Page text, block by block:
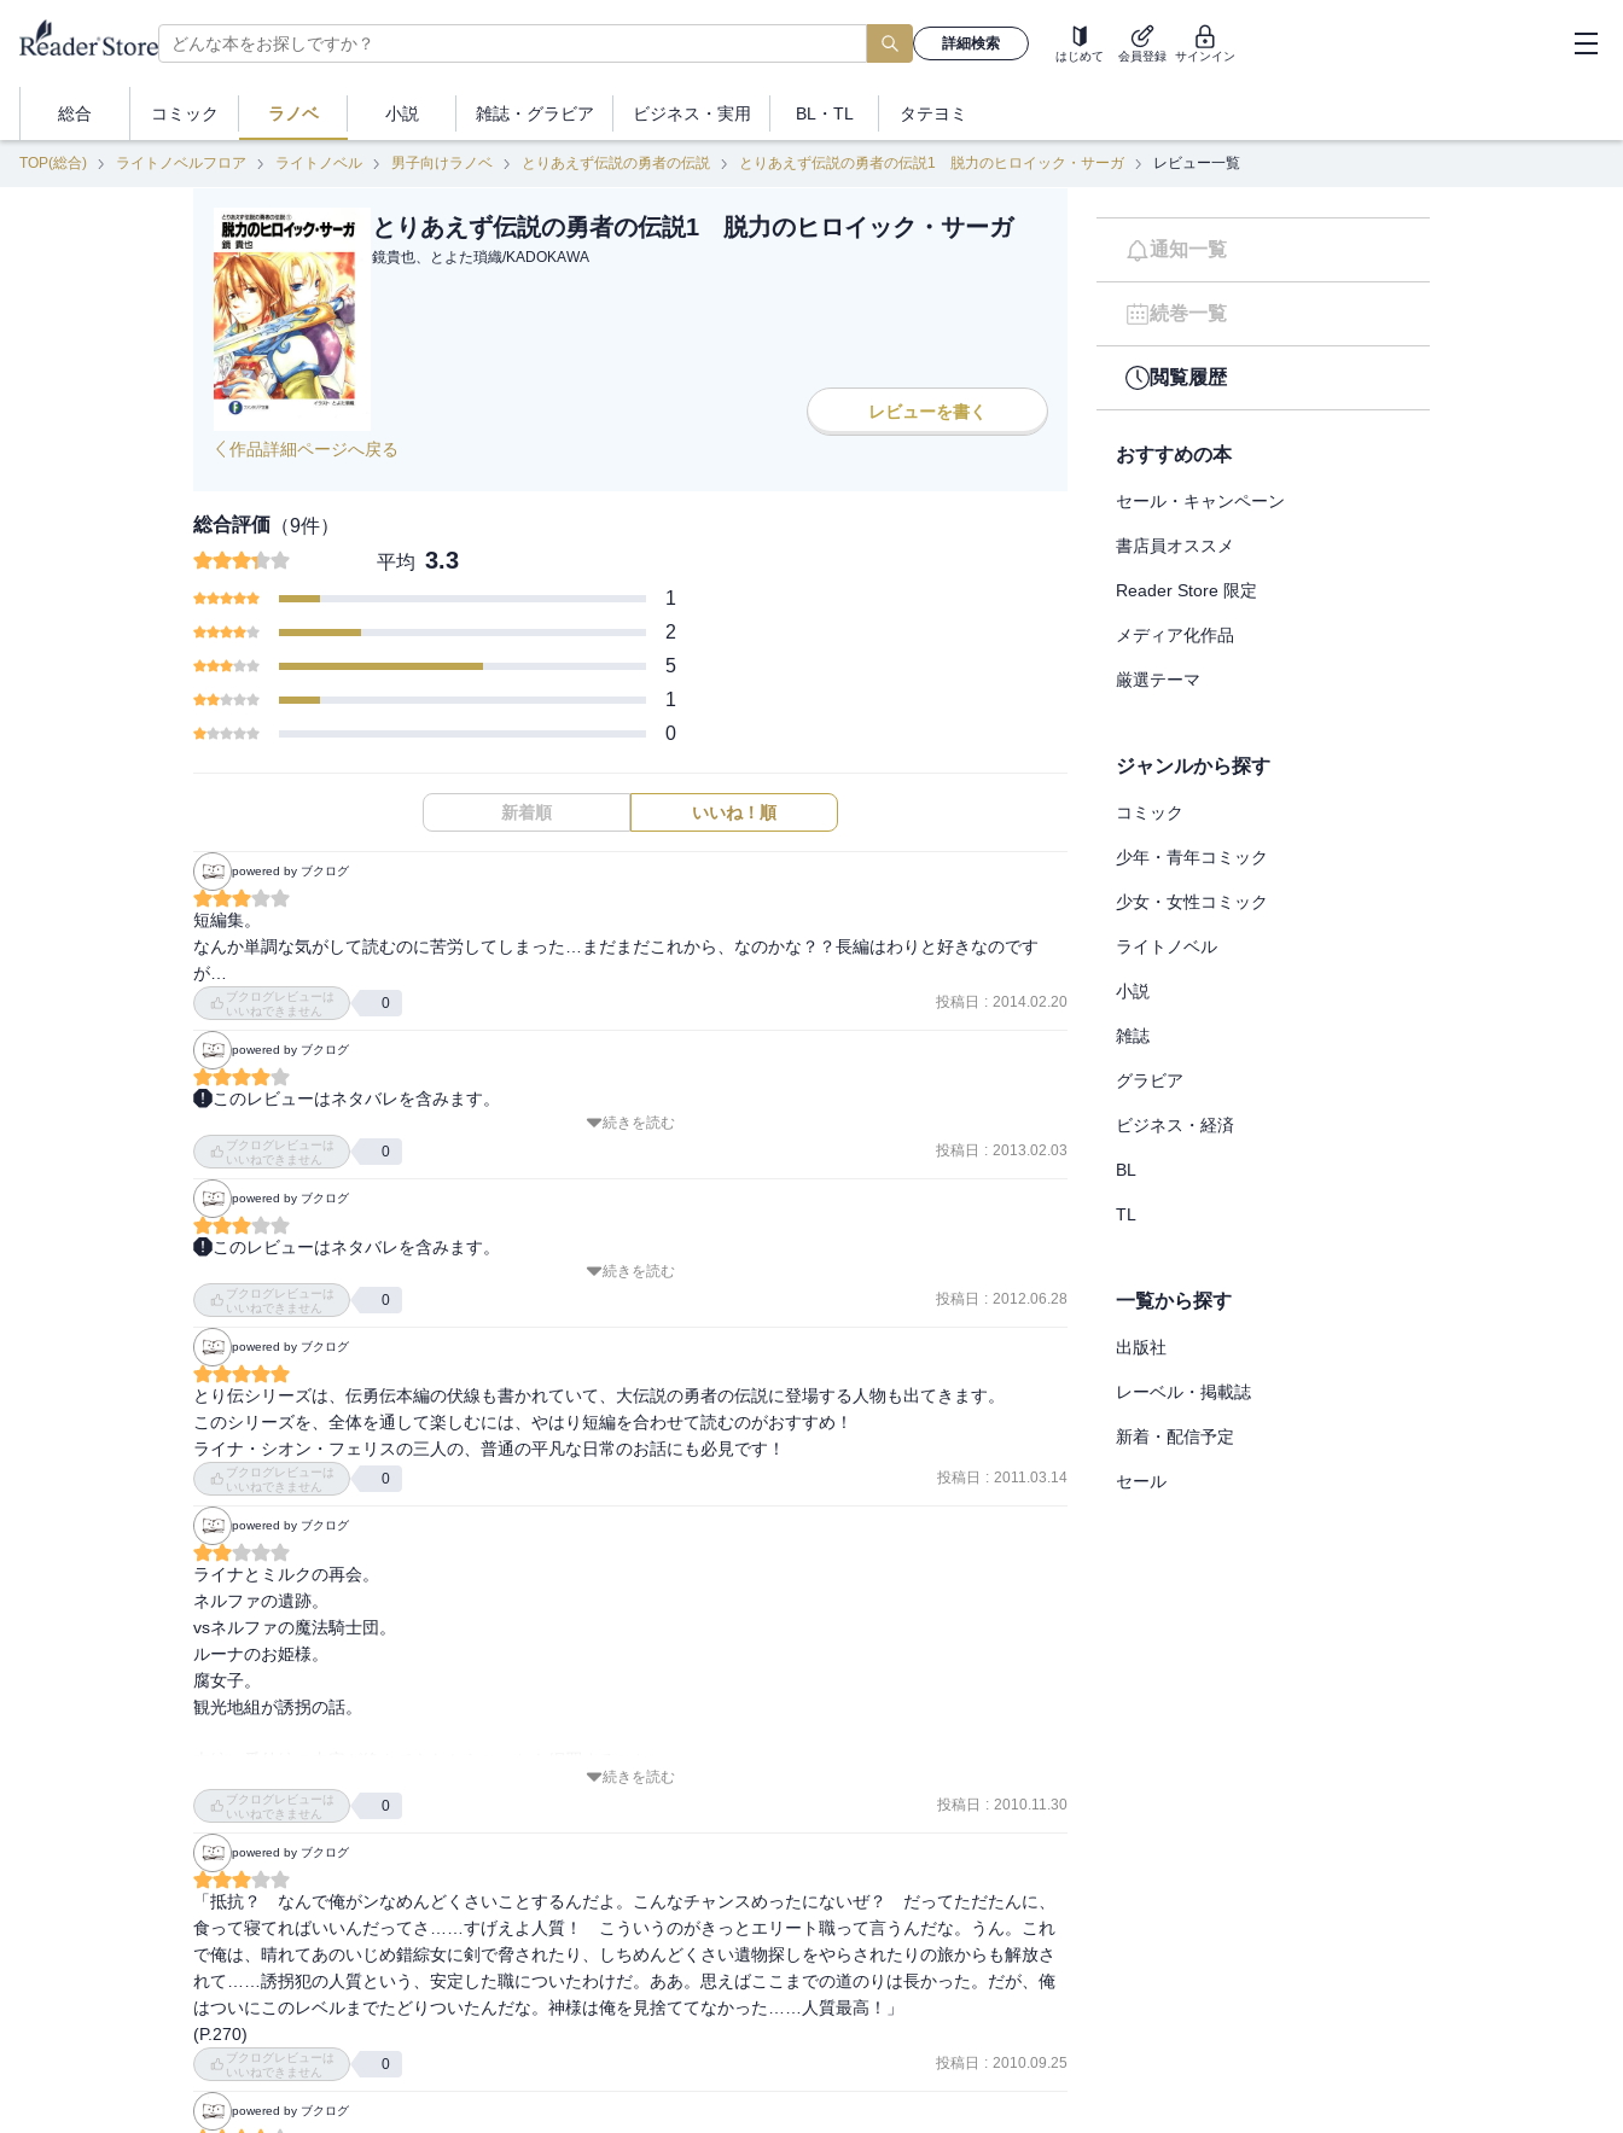
詳細検索
はじめて 会員登録 サインイン
総合 コミック ラノベ 小説 雑誌・ グラビア ビジネス ・実用 BL・TL タテヨミ
TOP(総合) ライトノベルフロア ライトノベル 男子向けラノベ とりあえず伝説の勇者の伝説 とりあえず伝説の勇者の伝説1 脱力のヒロイック・サーガ レビュー一覧
とりあえず伝説の勇者の伝説1 脱力のヒロイック・サーガ
鏡貴也、とよた瑣織/KADOKAWA
レビューを書く
作品詳細ページへ戻る
総合評価 （9件）
平均 3.3
1
2
5
1
0
新着順 いいね！順
powered by ブクログ
短編集。
なんか単調な気がして読むのに苦労してしまった…まだまだこれから、なのかな？？長編はわりと好きなのです
が…
ブクログレビューは
いいねできません
0 投稿日 : 2014.02.20
powered by ブクログ
このレビューはネタバレを含みます。
どこから読んでもいいように、複写眼や魔法の構成の説明などがどれにも含まれている。
・・・まぁ、仕方がない。
やっぱり、物語の大筋と直接的に関係がないようなことばかりなので、ちょっと集中力が欠けた。
でも、面白かった。どこにもカラード・ミルクは出てくるんだな。。。しかも、だんだんと精神年齢が下がってき
ているようなのは、、気のせいか？
シリアスな本編の間の箸休め程度の気持ちで読ませてもらった。そんな感じいていいのかな？この短編集
は。。。？
続きを読む
ブクログレビューは
いいねできません
0 投稿日 : 2013.02.03
powered by ブクログ
このレビューはネタバレを含みます。
最初の話。
最初の宝探しの旅
フェリスとライナの旅にミルクが乱入。
長編も結構内容が薄いのに、短編ではさらに薄い。
続きを読む
ブクログレビューは
いいねできません
0 投稿日 : 2012.06.28
powered by ブクログ
とり伝シリーズは、伝勇伝本編の伏線も書かれていて、大伝説の勇者の伝説に登場する人物も出てきます。
このシリーズを、全体を通して楽しむには、やはり短編を合わせて読むのがおすすめ！
ライナ・シオン・フェリスの三人の、普通の平凡な日常のお話にも必見です！
ブクログレビューは
いいねできません
0 投稿日 : 2011.03.14
powered by ブクログ
ライナとミルクの再会。
ネルファの遺跡。
vsネルファの魔法騎士団。
ルーナのお姫様。
腐女子。
観光地組が誘拐の話。
しかしミルクの扱いがひどい。
シリアスな過去やシオンの話が出てくるのを期待。
続きを読む
ブクログレビューは
いいねできません
0 投稿日 : 2010.11.30
powered by ブクログ
「抵抗？　なんで俺がンなめんどくさいことするんだよ。こんなチャンスめったにないぜ？　だってただたんに、
食って寝てればいいんだってさ……すげえよ人質！　こういうのがきっとエリート職って言うんだな。うん。これ
で俺は、晴れてあのいじめ錯綜女に剣で脅されたり、しちめんどくさい遺物探しをやらされたりの旅からも解放さ
れて……誘拐犯の人質という、安定した職についたわけだ。ああ。思えばここまでの道のりは長かった。だが、俺
はついにこのレベルまでたどりついたんだな。神様は俺を見捨ててなかった……人質最高！」
(P.270)
ブクログレビューは
いいねできません
0 投稿日 : 2010.09.25
powered by ブクログ
通知一覧
続巻一覧
閲覧履歴
おすすめの本
セール・キャンペーン
書店員オススメ
Reader Store 限定
メディア化作品
厳選テーマ
ジャンルから探す
コミック
少年・青年コミック
少女・女性コミック
ライトノベル
小説
雑誌
グラビア
ビジネス・経済
BL
TL
一覧から探す
出版社
レーベル・掲載誌
新着・配信予定
セール